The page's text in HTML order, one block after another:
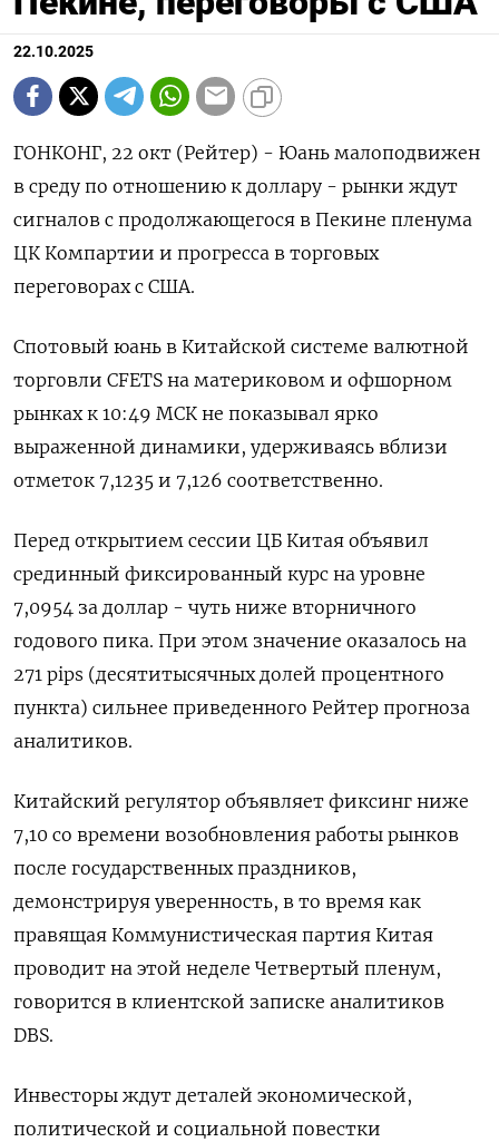
22.10.2025
ГОНКОНГ, 22 окт (Рейтер) - Юань малоподвижен
в среду по отношению к доллару - рынки ждут
сигналов с продолжающегося в Пекине пленума
ЦК Компартии и прогресса в торговых
переговорах с США.
Спотовый юань в Китайской системе валютной
торговли CFETS на материковом и офшорном
рынках к 10:49 МСК не показывал ярко
выраженной динамики, удерживаясь вблизи
отметок 7,1235​ и 7,126 соответственно.
Перед открытием сессии ЦБ Китая объявил
срединный фиксированный курс на уровне
7,0954 за доллар - чуть ниже вторничного
годового пика. При этом значение оказалось на
271 pips (десятитысячных долей процентного
пункта) сильнее приведенного Рейтер прогноза
аналитиков.
Китайский регулятор объявляет фиксинг ниже
7,10 со времени возобновления работы рынков
после государственных праздников,
демонстрируя уверенность, в то время как
правящая Коммунистическая партия Китая
проводит на этой неделе Четвертый пленум,
говорится в клиентской записке аналитиков
DBS.
Инвесторы ждут деталей экономической,
политической и социальной повестки